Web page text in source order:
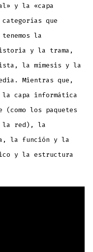
y la «capa
que
la
y la trama,
la mímesis y la
Mientras que,
la capa informática
(como los paquetes
la red), la
la función y la
y la estructura